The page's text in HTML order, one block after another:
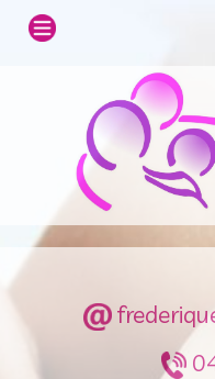
Qui suis-je ?
Contact
Consultations
Prénatales
Postnatales